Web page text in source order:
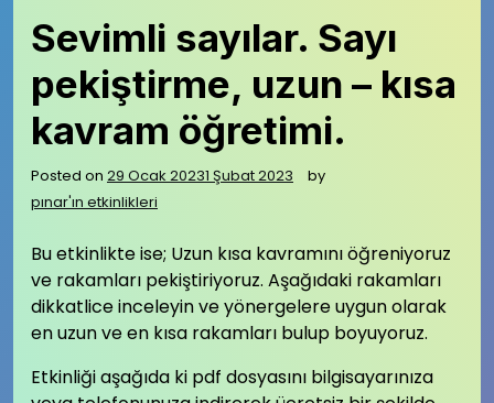
Sevimli sayılar. Sayı
pekiştirme, uzun – kısa
kavram öğretimi.
Posted on 29 Ocak 20231 Şubat 2023
by
pınar'ın etkinlikleri
Bu etkinlikte ise; Uzun kısa kavramını öğreniyoruz
ve rakamları pekiştiriyoruz. Aşağıdaki rakamları
dikkatlice inceleyin ve yönergelere uygun olarak
en uzun ve en kısa rakamları bulup boyuyoruz.
Etkinliği aşağıda ki pdf dosyasını bilgisayarınıza